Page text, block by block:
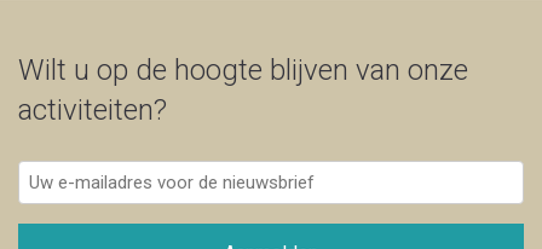
Wilt u op de hoogte blijven van onze
activiteiten?
Uw
e-
mailadres